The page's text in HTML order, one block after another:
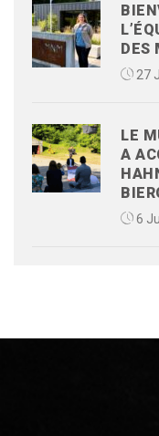
DES
27
LE
A
6